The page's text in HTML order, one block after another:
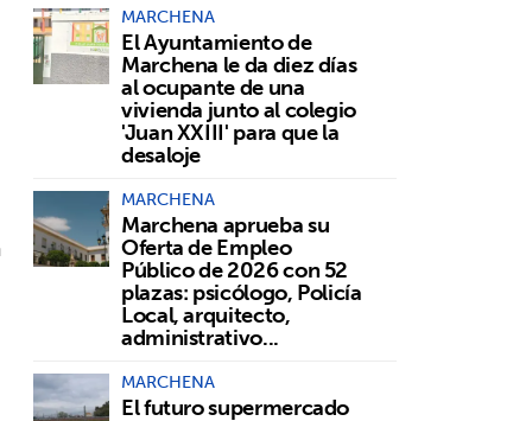
MARCHENA
El Ayuntamiento de
Marchena le da diez días
al ocupante de una
vivienda junto al colegio
'Juan XXIII' para que la
desaloje
MARCHENA
Marchena aprueba su
Oferta de Empleo
Público de 2026 con 52
plazas: psicólogo, Policía
Local, arquitecto,
administrativo...
MARCHENA
El futuro supermercado